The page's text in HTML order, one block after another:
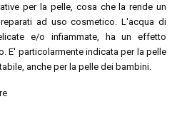
per la pelle, cosa che la rende un
ad uso cosmetico. L'acqua di
e/o infiammate, ha un effetto
E' particolarmente indicata per la pelle
anche per la pelle dei bambini.